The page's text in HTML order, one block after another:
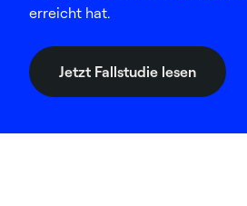
erreicht hat.
Jetzt Fallstudie lesen